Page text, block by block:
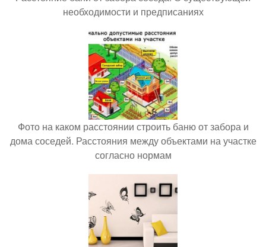
необходимости и предписаниях
Фото на каком расстоянии строить баню от забора и
дома соседей. Расстояния между объектами на участке
согласно нормам